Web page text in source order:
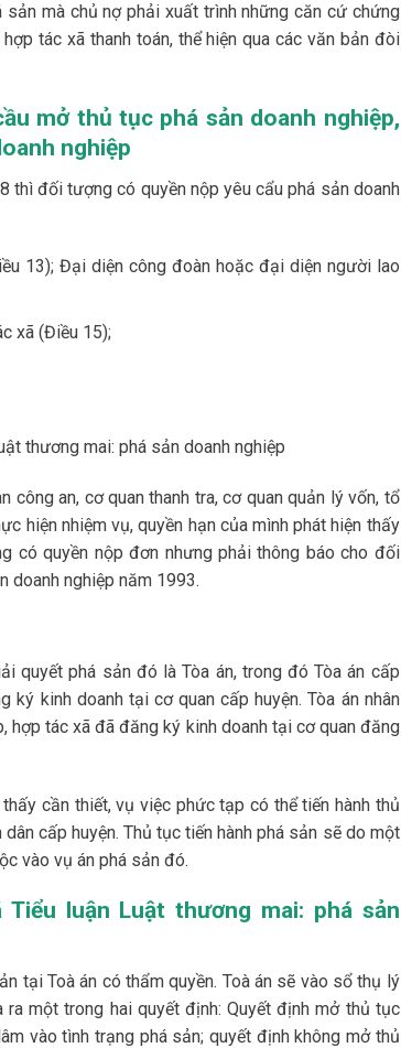
mà chủ nợ phải xuất trình những căn cứ chứng
tác xã thanh toán, thể hiện qua các văn bản đòi
mở thủ tục phá sản doanh nghiệp,
nghiệp
đối tượng có quyền nộp yêu cẩu phá sản doanh
13); Đại diện công đoàn hoặc đại diện người lao
xã (Điều 15);
thương mai: phá sản doanh nghiệp
công an, cơ quan thanh tra, cơ quan quản lý vốn, tổ
hiện nhiệm vụ, quyền hạn của mình phát hiện thấy
có quyền nộp đơn nhưng phải thông báo cho đối
doanh nghiệp năm 1993.
quyết phá sản đó là Tòa án, trong đó Tòa án cấp
kinh doanh tại cơ quan cấp huyện. Tòa án nhân
hợp tác xã đã đăng ký kinh doanh tại cơ quan đăng
cần thiết, vụ việc phức tạp có thể tiến hành thủ
cấp huyện. Thủ tục tiến hành phá sản sẽ do một
vào vụ án phá sản đó.
luận Luật thương mai: phá sản
tại Toà án có thẩm quyền. Toà án sẽ vào sổ thụ lý
một trong hai quyết định: Quyết định mở thủ tục
vào tình trạng phá sản; quyết định không mở thủ